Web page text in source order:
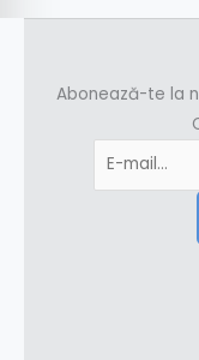
Abonează-te la